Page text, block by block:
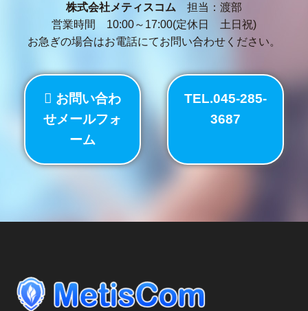
株式会社メティスコム 担当：渡部
営業時間 10:00～17:00(定休日 土日祝)
お急ぎの場合はお電話にてお問い合わせください。
お問い合わ
せメールフォ
ーム
TEL.045-285-
3687